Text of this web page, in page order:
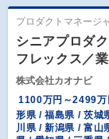
プロダクトマネージ
シニアプロダ
フレックス／
株式会社カオナビ
1100万円～2499万
形県 / 福島県 / 茨城
川県 / 新潟県 / 富山